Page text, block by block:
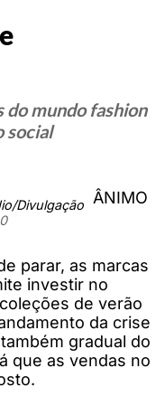
do mundo fashion
social
Divulgação
ÂNIMO
parar, as marcas
investir no
de verão
da crise
gradual do
que as vendas no